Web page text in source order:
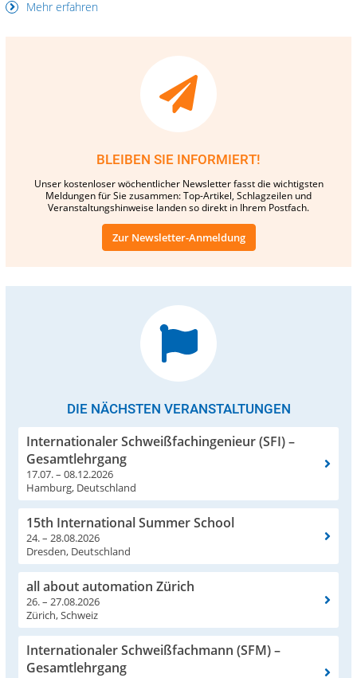
Mehr erfahren
BLEIBEN SIE INFORMIERT!
Unser kostenloser wöchentlicher Newsletter fasst die wichtigsten
Meldungen für Sie zusammen: Top-Artikel, Schlagzeilen und
Veranstaltungshinweise landen so direkt in Ihrem Postfach.
Zur Newsletter-Anmeldung
DIE NÄCHSTEN VERANSTALTUNGEN
Internationaler Schweißfachingenieur (SFI) –
Gesamtlehrgang
17.07. – 08.12.2026
Hamburg, Deutschland
15th International Summer School
24. – 28.08.2026
Dresden, Deutschland
all about automation Zürich
26. – 27.08.2026
Zürich, Schweiz
Internationaler Schweißfachmann (SFM) –
Gesamtlehrgang